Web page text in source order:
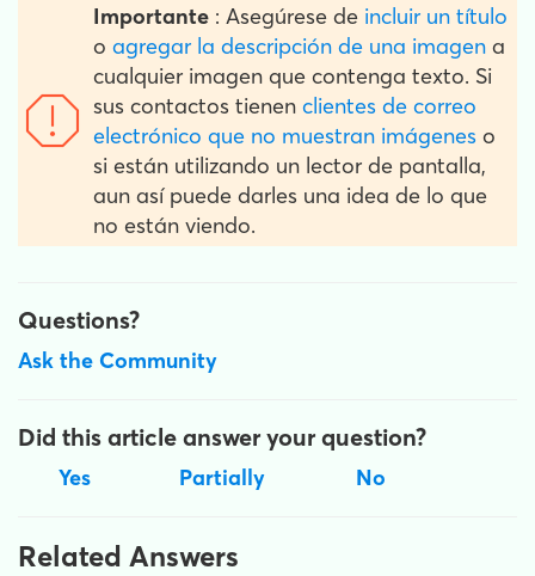
Importante : Asegúrese de incluir un título
o agregar la descripción de una imagen a
cualquier imagen que contenga texto. Si
sus contactos tienen clientes de correo
electrónico que no muestran imágenes o
si están utilizando un lector de pantalla,
aun así puede darles una idea de lo que
no están viendo.
Questions?
Ask the Community
Did this article answer your question?
Yes Partially No
Related Answers